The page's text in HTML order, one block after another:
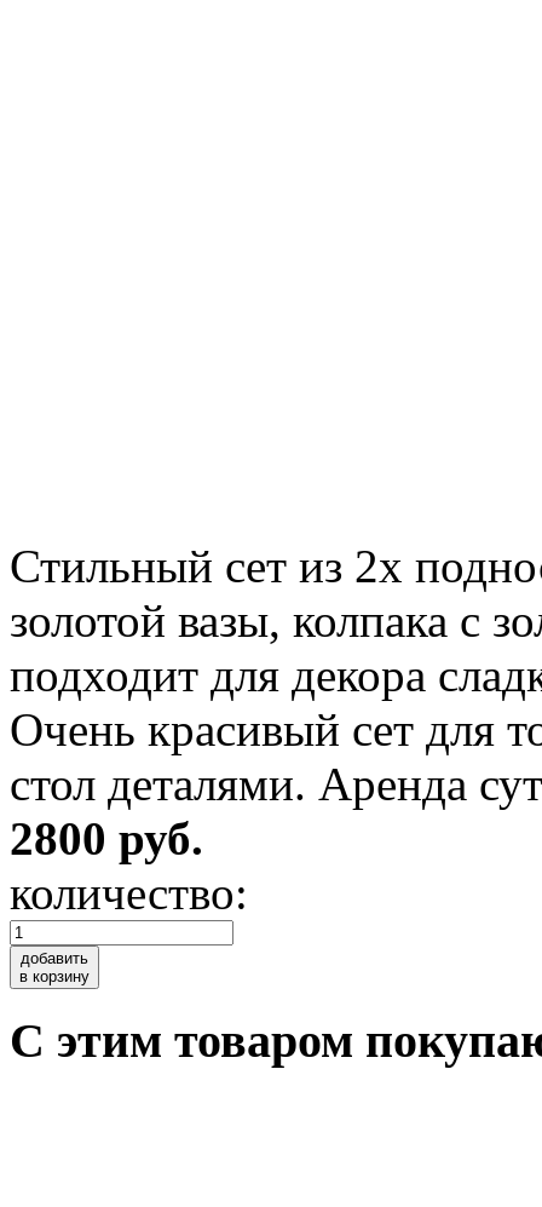
Стильный сет из 2х
золотой вазы, колпака с
подходит для декора
Очень красивый сет для
стол деталями. Аренда
2800 руб.
количество:
добавить
в корзину
C этим товаром